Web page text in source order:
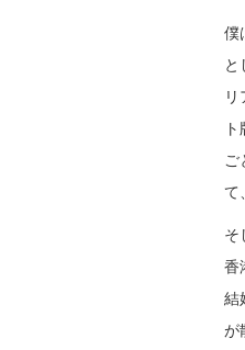
僕
と
ご
て
そ
香
結
が